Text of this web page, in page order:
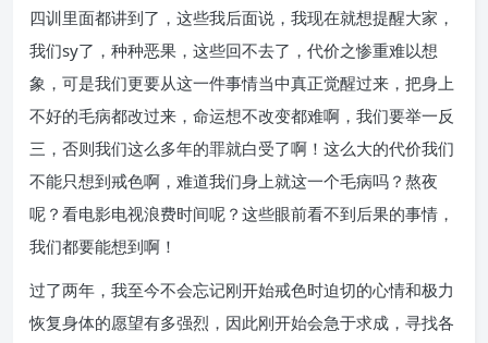
四训里面都讲到了，这些我后面说，我现在就想提醒大家，
我们sy了，种种恶果，这些回不去了，代价之惨重难以想
象，可是我们更要从这一件事情当中真正觉醒过来，把身上
不好的毛病都改过来，命运想不改变都难啊，我们要举一反
三，否则我们这么多年的罪就白受了啊！这么大的代价我们
不能只想到戒色啊，难道我们身上就这一个毛病吗？熬夜
呢？看电影电视浪费时间呢？这些眼前看不到后果的事情，
我们都要能想到啊！
过了两年，我至今不会忘记刚开始戒色时迫切的心情和极力
恢复身体的愿望有多强烈，因此刚开始会急于求成，寻找各